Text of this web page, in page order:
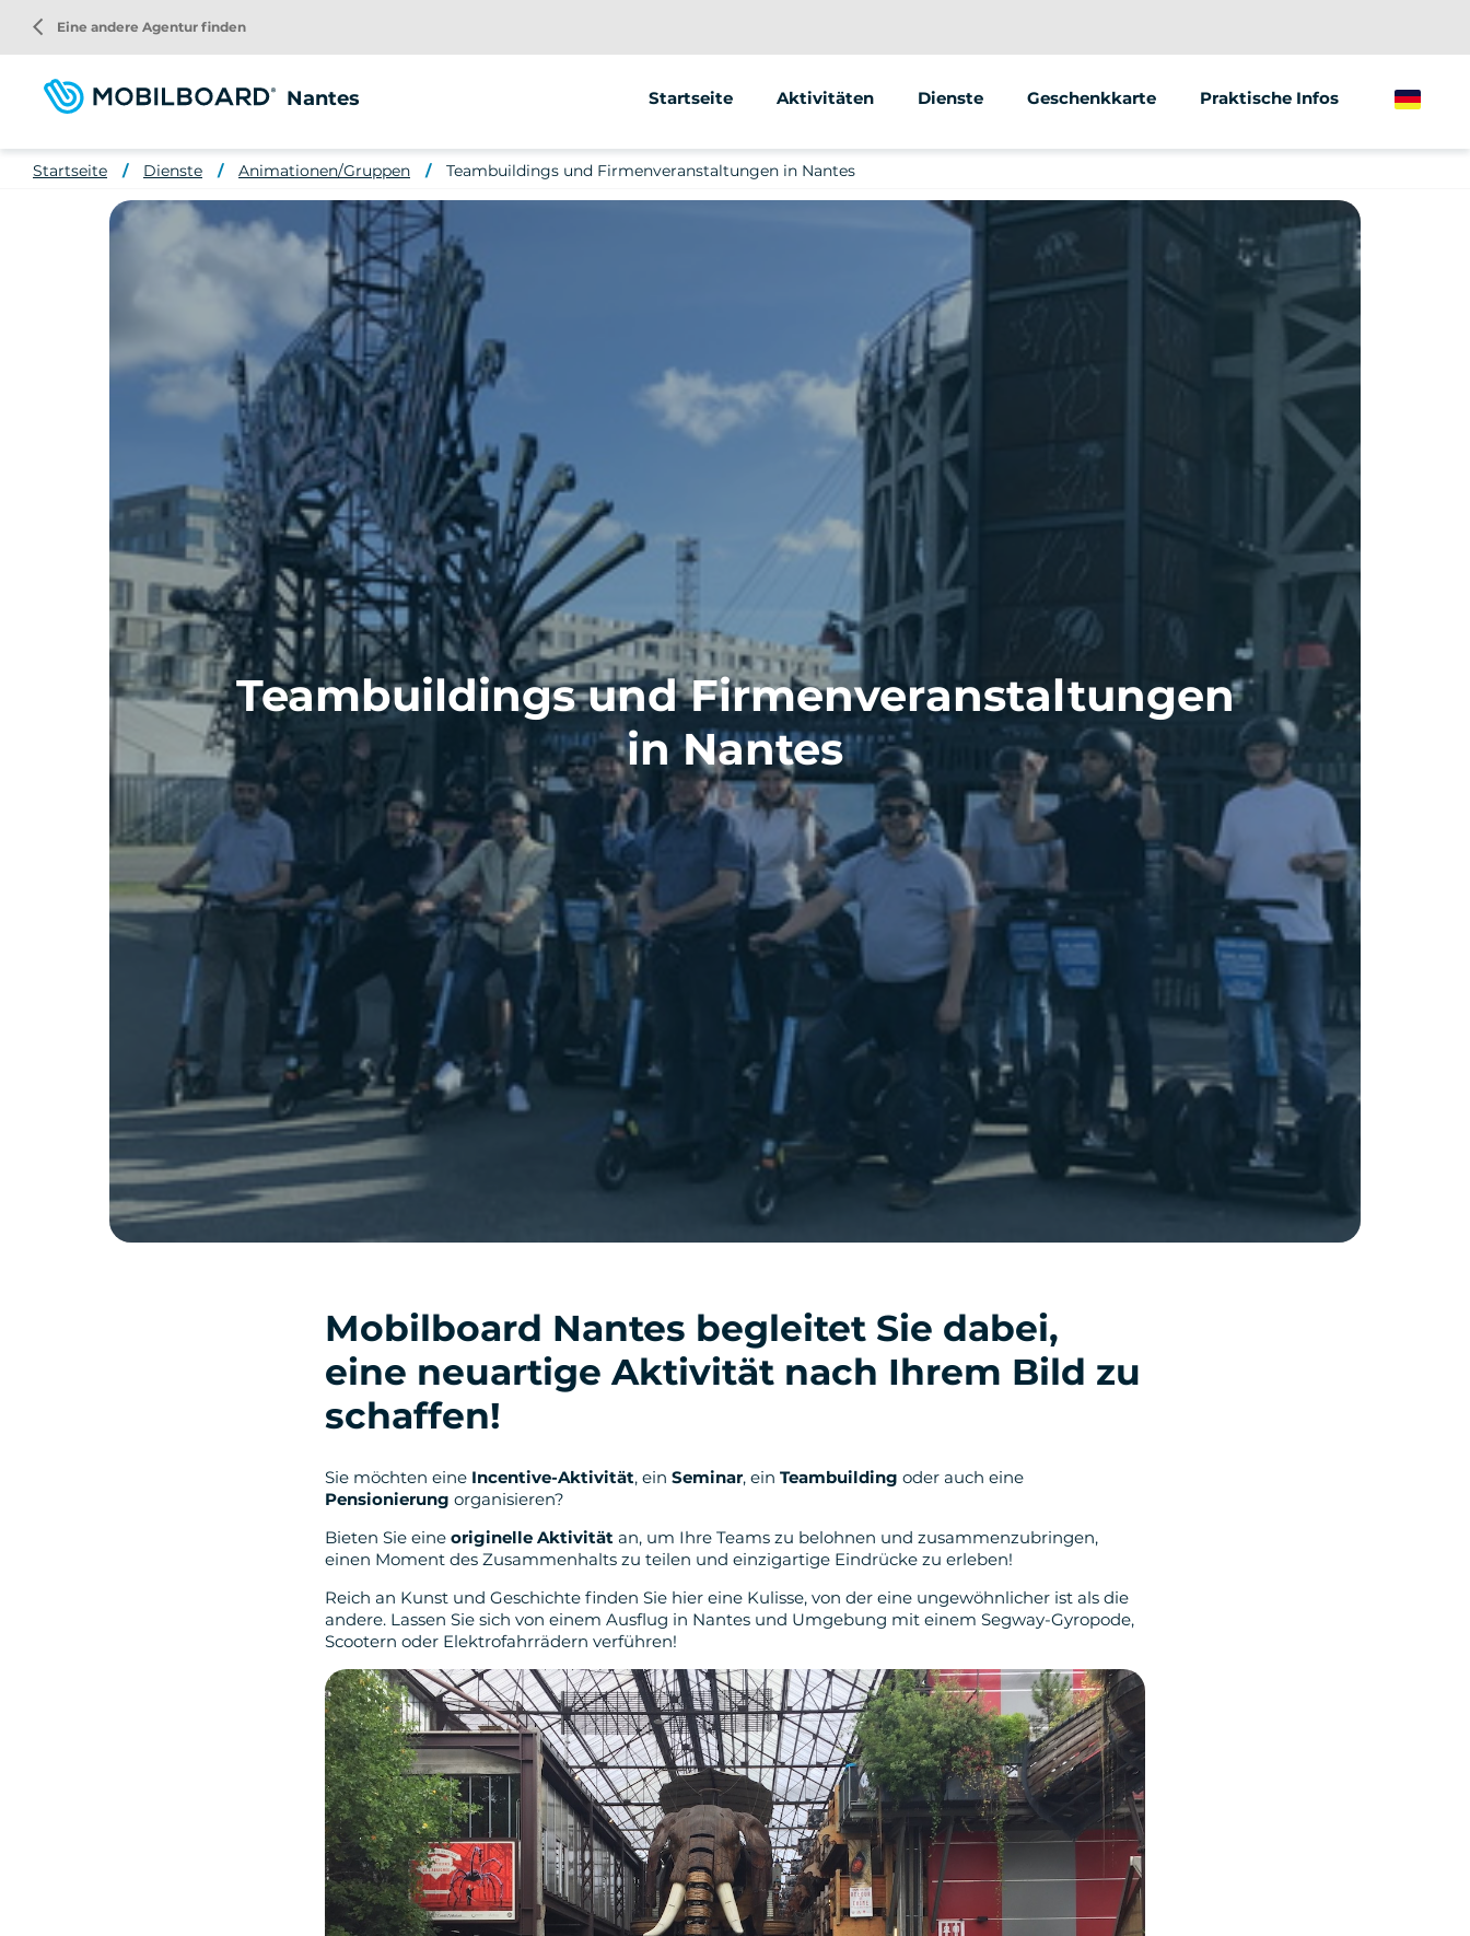
zum
Inhalt
Nantes Startseite Aktivitäten
Segway
Dienste
Animationen/Gruppen
Street Marketing
Geschenkkarte Praktische Infos
arrow_back_ios Eine andere Agentur finden
German
Startseite Dienste Animationen/Gruppen Teambuildings und Firmenveranstaltungen in Nantes
Teambuildings und Firmenveranstaltungen
in Nantes
Mobilboard Nantes begleitet Sie dabei,
eine neuartige Aktivität nach Ihrem Bild zu
schaffen!
Sie möchten eine Incentive-Aktivität, ein Seminar, ein Teambuilding oder auch eine
Pensionierung organisieren?
Bieten Sie eine originelle Aktivität an, um Ihre Teams zu belohnen und zusammenzubringen,
einen Moment des Zusammenhalts zu teilen und einzigartige Eindrücke zu erleben!
Reich an Kunst und Geschichte finden Sie hier eine Kulisse, von der eine ungewöhnlicher ist als die
andere. Lassen Sie sich von einem Ausflug in Nantes und Umgebung mit einem Segway-Gyropode,
Scootern oder Elektrofahrrädern verführen!